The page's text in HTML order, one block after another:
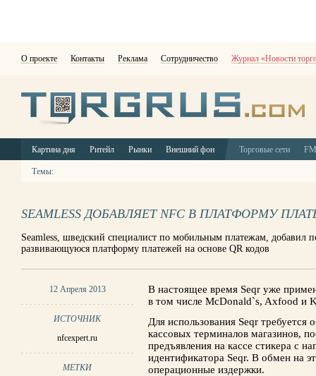
О проекте Контакты Реклама Сотрудничество Журнал «Новости
Картина дня Ритейл Рынки Внешний фон Торговые сети
Темы:
SEAMLESS ДОБАВЛЯЕТ NFC В ПЛАТФОРМУ
Seamless, шведский специалист по мобильным платежам, добавил
развивающуюся платформу платежей на основе QR кодов
12 Апреля 2013
ИСТОЧНИК
nfcexpert.ru
МЕТКИ
В настоящее время Seqr уже
в том числе McDonald`s, Axfood и
Для использования Seqr
кассовых терминалов магазинов,
предъявления на кассе стикера с
идентификатора Seqr. В обмен на
операционные издержки.